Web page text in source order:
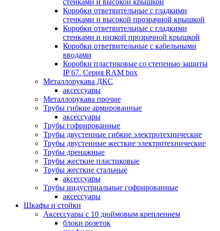
Коробки ответвительные с гладкими
стенками и высокой прозрачной крышкой
Коробки ответвительные с гладкими
стенками и низкой прозрачной крышкой
Коробки ответвительные с кабельными
вводами
Коробки пластиковые со степенью защиты
IP 67. Серия RAM box
Металлорукава ДКС
аксессуары
Металлорукава прочие
Трубы гибкие армированные
аксессуары
Трубы гофрированные
Трубы двустенные гибкие электротехнические
Трубы двустенные жесткие электротехнические
Трубы дренажные
Трубы жесткие пластиковые
Трубы жесткие стальные
аксессуары
Трубы индустриальные гофрированные
аксессуары
Шкафы и стойки
Аксессуары с 10 дюймовым креплением
блоки розеток